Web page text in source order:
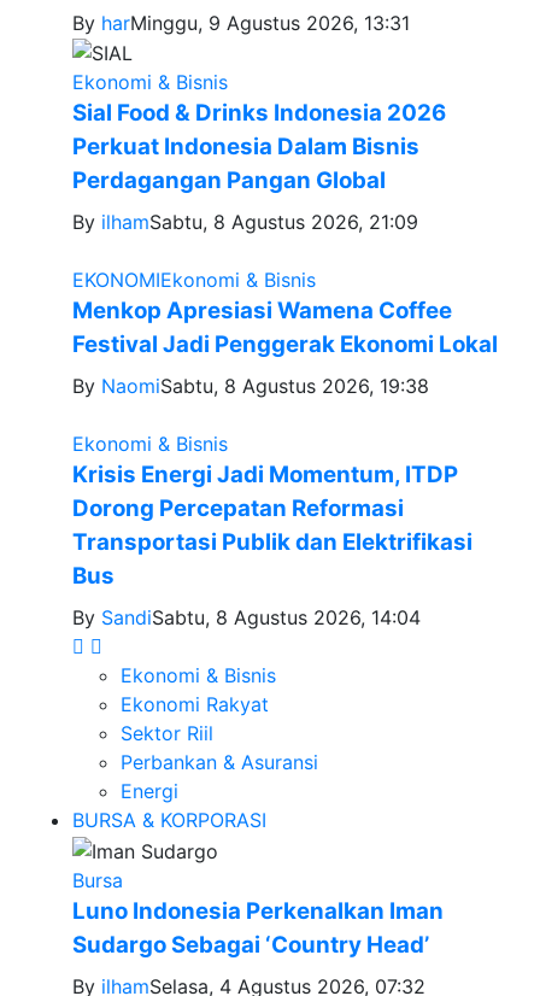
By harMinggu, 9 Agustus 2026, 13:31
Ekonomi & Bisnis
Sial Food & Drinks Indonesia 2026
Perkuat Indonesia Dalam Bisnis
Perdagangan Pangan Global
By ilhamSabtu, 8 Agustus 2026, 21:09
EKONOMIEkonomi & Bisnis
Menkop Apresiasi Wamena Coffee
Festival Jadi Penggerak Ekonomi Lokal
By NaomiSabtu, 8 Agustus 2026, 19:38
Ekonomi & Bisnis
Krisis Energi Jadi Momentum, ITDP
Dorong Percepatan Reformasi
Transportasi Publik dan Elektrifikasi
Bus
By SandiSabtu, 8 Agustus 2026, 14:04
Ekonomi & Bisnis
Ekonomi Rakyat
Sektor Riil
Perbankan & Asuransi
Energi
BURSA & KORPORASI
Bursa
Luno Indonesia Perkenalkan Iman
Sudargo Sebagai ‘Country Head’
By ilhamSelasa, 4 Agustus 2026, 07:32